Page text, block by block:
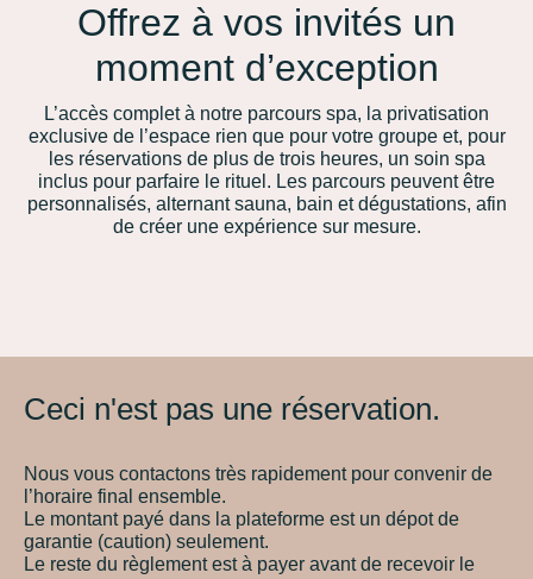
Offrez à vos invités un
moment d’exception
L’accès complet à notre parcours spa, la privatisation
exclusive de l’espace rien que pour votre groupe et, pour
les réservations de plus de trois heures, un soin spa
inclus pour parfaire le rituel. Les parcours peuvent être
personnalisés, alternant sauna, bain et dégustations, afin
de créer une expérience sur mesure.
Ceci n'est pas une réservation.
Nous vous contactons très rapidement pour convenir de
l’horaire final ensemble.
Le montant payé dans la plateforme est un dépot de
garantie (caution) seulement.
Le reste du règlement est à payer avant de recevoir le